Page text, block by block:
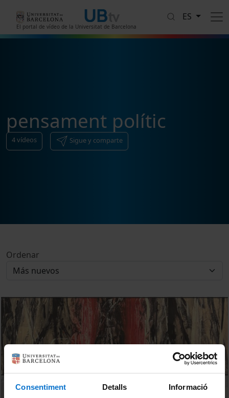
Consentiment Detalls Informació
El portal de vídeo de la Universitat de Barcelona
ES
pensament polític
4vídeos Sigue y comparte
Ordenar